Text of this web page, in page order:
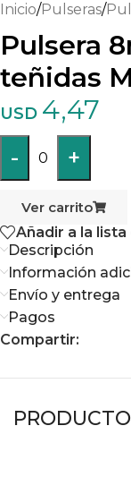
Inicio/Pulseras/
Pulsera
teñidas
USD 4,47
- 0 +
Ver carrito
Añadir a la
Descripción
Información
Envío y entrega
Pagos
Compartir: